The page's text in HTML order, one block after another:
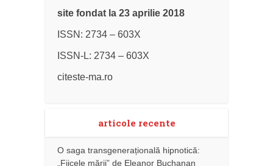
site fondat la 23 aprilie 2018
ISSN: 2734 – 603X
ISSN-L: 2734 – 603X
citeste-ma.ro
articole recente
O saga transgenerațională hipnotică:
„Fiicele mării” de Eleanor Buchanan